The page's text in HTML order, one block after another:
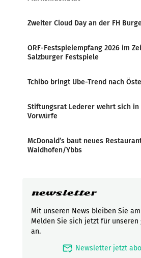
Zweiter Cloud Day an der FH
ORF-Festspielempfang 2026 im
Salzburger Festspiele
Tchibo bringt Ube-Trend nach
Stiftungsrat Lederer wehrt sich in
Vorwürfe
McDonald’s baut neues
Waidhofen/Ybbs
newsletter
Mit unseren News bleiben Sie
Melden Sie sich jetzt für
an.
mark_email_read Newsletter jetzt